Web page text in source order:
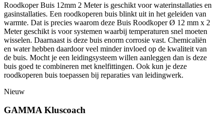
Roodkoper Buis 12mm 2 Meter is geschikt voor waterinstallaties en
gasinstallaties. Een roodkoperen buis blinkt uit in het geleiden van
warmte. Dat is precies waarom deze Buis Roodkoper Ø 12 mm x 2
Meter geschikt is voor systemen waarbij temperaturen snel moeten
wisselen. Daarnaast is deze buis enorm corrosie vast. Chemicaliën
en water hebben daardoor veel minder invloed op de kwaliteit van
de buis. Mocht je een leidingsysteem willen aanleggen dan is deze
buis goed te combineren met knelfittingen. Ook kun je deze
roodkoperen buis toepassen bij reparaties van leidingwerk.
Nieuw
GAMMA Kluscoach